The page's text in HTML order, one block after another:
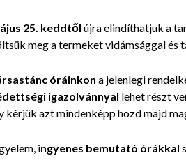
25. keddtől újra elindíthatjuk a
meg a termeket vidámsággal és
óráinkon a jelenlegi
igazolvánnyal lehet részt
kérjük azt mindenképp hozd majd
ingyenes bemutató órákkal